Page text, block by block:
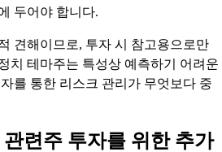
두어야 합니다.
견해이므로, 투자 시 참고용으로만
치 테마주는 특성상 예측하기 어려운
를 통한 리스크 관리가 무엇보다 중
련주 투자를 위한 추가